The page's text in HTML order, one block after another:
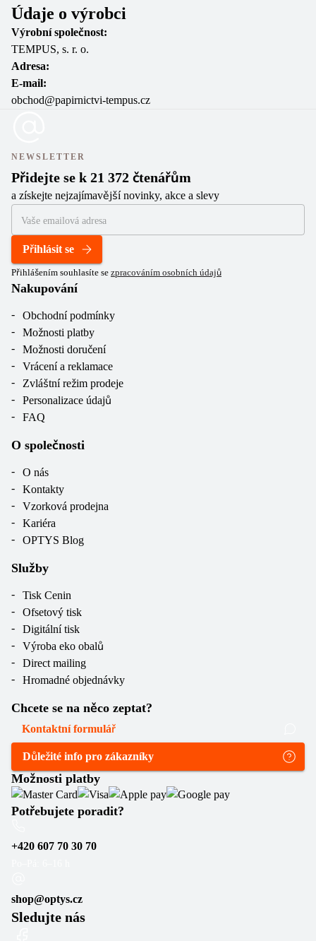
Údaje o výrobci
Výrobní společnost:
TEMPUS, s. r. o.
Adresa:
E-mail:
obchod@papirnictvi-tempus.cz
NEWSLETTER
Přidejte se k 21 372 čtenářům
a získejte nejzajímavější novinky, akce a slevy
Přihlásit se
Přihlášením souhlasíte se zpracováním osobních údajů
Nakupování
Obchodní podmínky
Možnosti platby
Možnosti doručení
Vrácení a reklamace
Zvláštní režim prodeje
Personalizace údajů
FAQ
O společnosti
O nás
Kontakty
Vzorková prodejna
Kariéra
OPTYS Blog
Služby
Tisk Cenin
Ofsetový tisk
Digitální tisk
Výroba eko obalů
Direct mailing
Hromadné objednávky
Chcete se na něco zeptat?
Kontaktní formulář
Důležité info pro zákazníky
Možnosti platby
Potřebujete poradit?
+420 607 70 30 70
shop@optys.cz
Sledujte nás